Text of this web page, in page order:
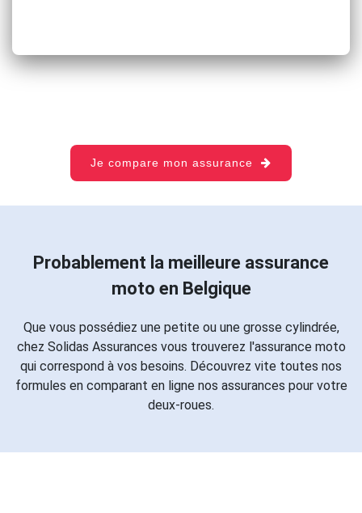
Je compare mon assurance
Probablement la meilleure assurance
moto en Belgique
Que vous possédiez une petite ou une grosse cylindrée,
chez Solidas Assurances vous trouverez l'assurance moto
qui correspond à vos besoins. Découvrez vite toutes nos
formules en comparant en ligne nos assurances pour votre
deux-roues.